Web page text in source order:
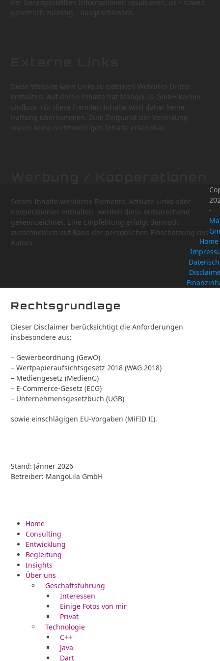
der bereitgestellten Informationen resultieren, ist – soweit
gesetzlich zulässig – ausgeschlossen.
Diese Website kann Links zu externen Websites Dritter
enthalten. Auf deren Inhalte hat MangoLila GmbH keinen
Einfluss. Für diese fremden Inhalte wird daher keine
Haftung übernommen. Zum Zeitpunkt der Verlinkung
waren keine rechtswidrigen Inhalte erkennbar.
Sofern Inhalte werbliche Elemente, Affiliate-Links oder
Kooperationen enthalten, werden diese entsprechend
gekennzeichnet. Eine Empfehlung erfolgt dennoch
ausschließlich auf Basis der persönlichen Einschätzung des
Autors.
Rechtsgrundlage
Dieser Disclaimer berücksichtigt die Anforderungen
insbesondere aus:
– Gewerbeordnung (GewO)
– Wertpapieraufsichtsgesetz 2018 (WAG 2018)
– Mediengesetz (MedienG)
– E-Commerce-Gesetz (ECG)
– Unternehmensgesetzbuch (UGB)
sowie einschlägigen EU-Vorgaben (MiFID II).
Stand: Jänner 2026
Betreiber: MangoLila GmbH
Home
Consulting
Entwicklung
Begleitung
Insights
Über uns
Geschäftsführung
Interessen
Einige Fotos von mir
Privat
Technologie
C++
Java
Dart
-
Home